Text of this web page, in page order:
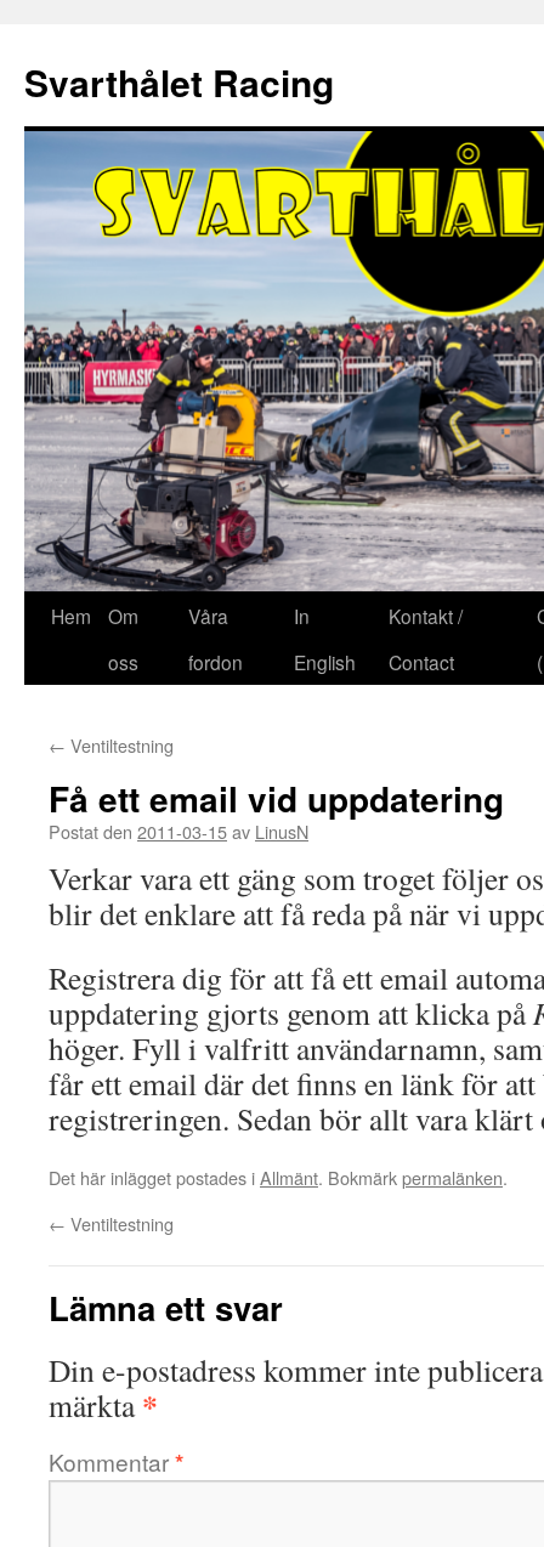
innehåll
Svarthålet Racing
Hem
Om
oss
Våra
fordon
In
English
Kontakt /
Contact
← Ventiltestning
Få ett email vid uppdatering
Postat den 2011-03-15av LinusN
Verkar vara ett gäng som troget följer
blir det enklare att få reda på när vi
Registrera dig för att få ett email
uppdatering gjorts genom att klicka på
höger. Fyll i valfritt användarnamn,
får ett email där det finns en länk för
registreringen. Sedan bör allt vara
Det här inlägget postades iAllmänt. Bokmärkpermalänken.
← Ventiltestning
Lämna ett svar
Din e-postadress kommer inte
märkta*
Kommentar*